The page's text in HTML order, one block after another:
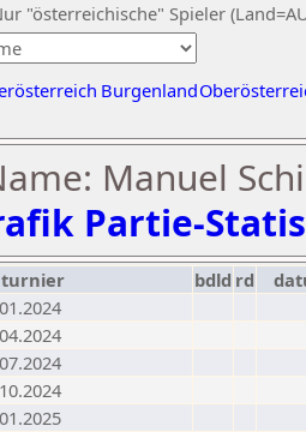
"österreichische" Spieler
Burgenland
Manuel
Partie-
turnier bdld rd